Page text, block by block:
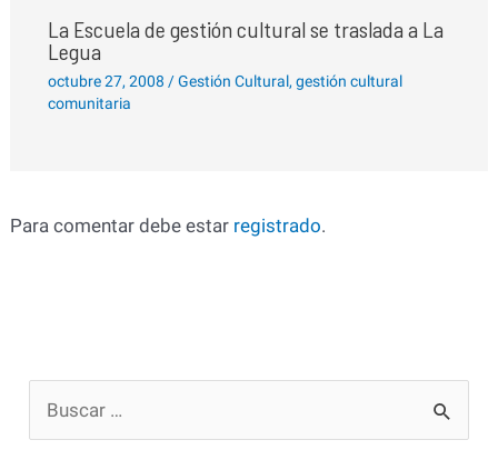
La Escuela de gestión cultural se traslada a La
Legua
octubre 27, 2008 /Gestión Cultural,gestión cultural
comunitaria
Para comentar debe estar registrado.
u